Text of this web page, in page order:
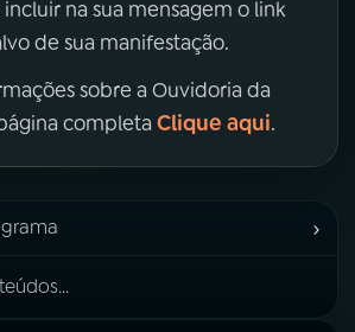
na sua mensagem o link
de sua manifestação.
sobre a Ouvidoria da
completa Clique aqui.
›